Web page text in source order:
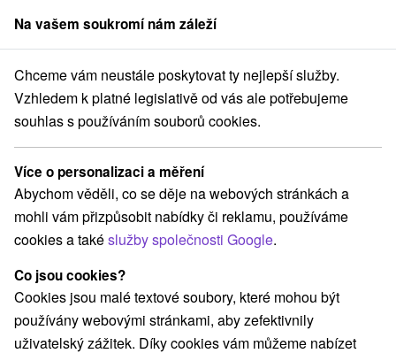
člen skupinySorger
Pobyty na Slovensku Wellness pobyty
Wellness pobyty
Kategorie
Všechny kategorie
Pobyty v akci(148)
Wellness pobyty(217) Víkendové pobyty
Romantické pobyty
Rodinné pobyty(149)
Vyberte lokalitu nebo termín
Na vašem soukromí nám záleží
Chceme vám neustále poskytovat ty nejlepší služby.
Vzhledem k platné legislativě od vás ale potřebujeme
souhlas s používáním souborů cookies.
Více o personalizaci a měření
Abychom věděli, co se děje na webových stránkách a
mohli vám přizpůsobit nabídky či reklamu, používáme
cookies a takéslužby společnosti Google.
Co jsou cookies?
Cookies jsou malé textové soubory, které mohou být
používány webovými stránkami, aby zefektivnily
uživatelský zážitek. Díky cookies vám můžeme nabízet